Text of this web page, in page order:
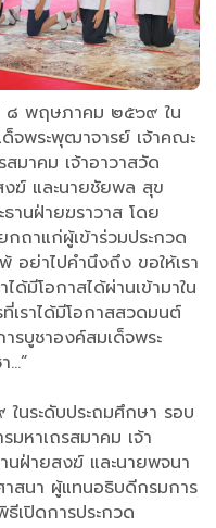
๘ พฤษภาคม ๒๕๖๙ ใน
จพระพุฒาจารย์ เจ้าคณะ
มาคม เจ้าอาวาสวัด
งฆ์ และนายชัยพล สุข
านฝ่ายฆราวาส โดย
ถาแก่ผู้เข้าร่วมประกวด
อย่าไปคำนึงถึง ขอให้เรา
ด้มีโอกาสได้ผ่านเข้ามาใน
เราได้มีโอกาสสวดมนต์
รบูชาองค์สมเด็จพระ
นระดับประถมศึกษา รอบ
หาเถรสมาคม เจ้า
นฝ่ายสงฆ์ และนายพจนา
นา ผู้แทนอธิบดีกรมการ
ธีเปิดการประกวด